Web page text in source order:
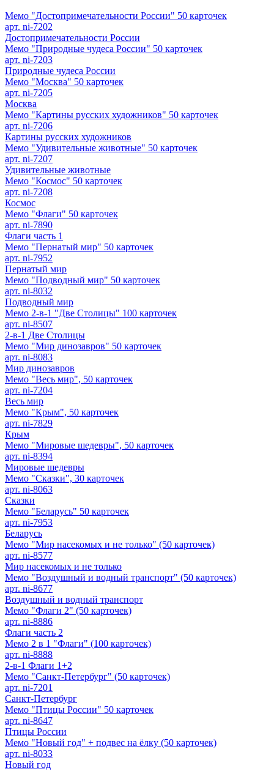
Мемо "Достопримечательности России" 50 карточек
арт. ni-7202
Достопримечательности России
Мемо "Природные чудеса России" 50 карточек
арт. ni-7203
Природные чудеса России
Мемо "Москва" 50 карточек
арт. ni-7205
Москва
Мемо "Картины русских художников" 50 карточек
арт. ni-7206
Картины русских художников
Мемо "Удивительные животные" 50 карточек
арт. ni-7207
Удивительные животные
Мемо "Космос" 50 карточек
арт. ni-7208
Космос
Мемо "Флаги" 50 карточек
арт. ni-7890
Флаги часть 1
Мемо "Пернатый мир" 50 карточек
арт. ni-7952
Пернатый мир
Мемо "Подводный мир" 50 карточек
арт. ni-8032
Подводный мир
Мемо 2-в-1 "Две Столицы" 100 карточек
арт. ni-8507
2-в-1 Две Столицы
Мемо "Мир динозавров" 50 карточек
арт. ni-8083
Мир динозавров
Мемо "Весь мир", 50 карточек
арт. ni-7204
Весь мир
Мемо "Крым", 50 карточек
арт. ni-7829
Крым
Мемо "Мировые шедевры", 50 карточек
арт. ni-8394
Мировые шедевры
Мемо "Сказки", 30 карточек
арт. ni-8063
Сказки
Мемо "Беларусь" 50 карточек
арт. ni-7953
Беларусь
Мемо "Мир насекомых и не только" (50 карточек)
арт. ni-8577
Мир насекомых и не только
Мемо "Воздушный и водный транспорт" (50 карточек)
арт. ni-8677
Воздушный и водный транспорт
Мемо "Флаги 2" (50 карточек)
арт. ni-8886
Флаги часть 2
Мемо 2 в 1 "Флаги" (100 карточек)
арт. ni-8888
2-в-1 Флаги 1+2
Мемо "Санкт-Петербург" (50 карточек)
арт. ni-7201
Санкт-Петербург
Мемо "Птицы России" 50 карточек
арт. ni-8647
Птицы России
Мемо "Новый год" + подвес на ёлку (50 карточек)
арт. ni-8033
Новый год